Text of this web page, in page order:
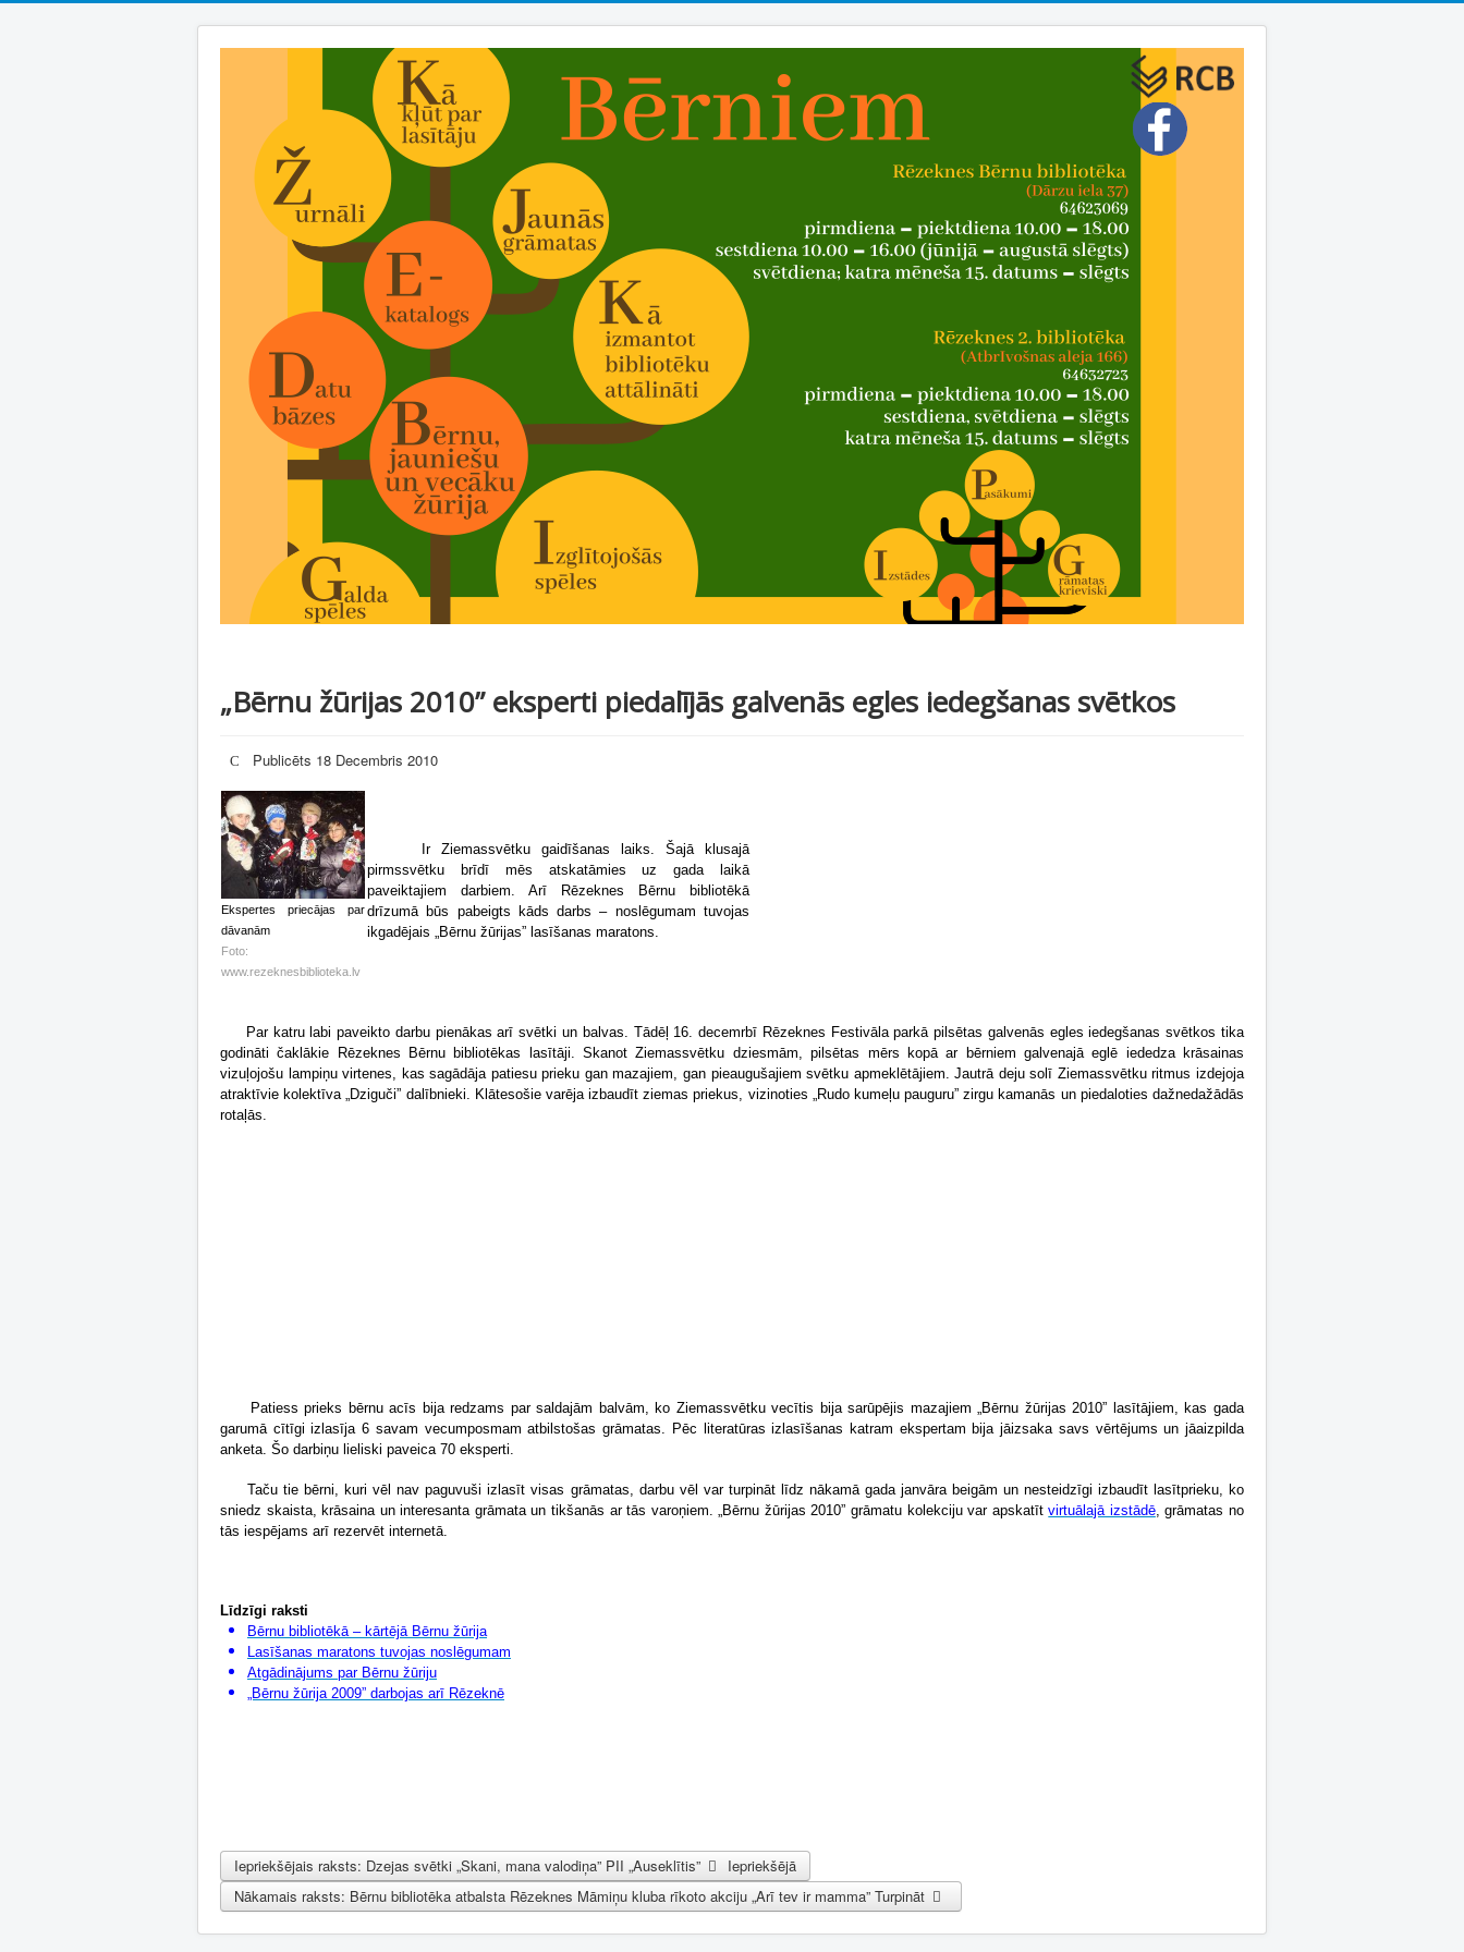
„Bērnu žūrijas 2010” eksperti piedalījās galvenās egles iedegšanas svētkos
Publicēts 18 Decembris 2010
Ekspertes priecājas par
dāvanām
Foto:
www.rezeknesbiblioteka.lv
Ir Ziemassvētku gaidīšanas laiks. Šajā klusajā
pirmssvētku brīdī mēs atskatāmies uz gada laikā
paveiktajiem darbiem. Arī Rēzeknes Bērnu bibliotēkā
drīzumā būs pabeigts kāds darbs – noslēgumam tuvojas
ikgadējais „Bērnu žūrijas” lasīšanas maratons.
Par katru labi paveikto darbu pienākas arī svētki un balvas. Tādēļ 16. decemrbī Rēzeknes Festivāla parkā pilsētas galvenās egles iedegšanas svētkos tika
godināti čaklākie Rēzeknes Bērnu bibliotēkas lasītāji. Skanot Ziemassvētku dziesmām, pilsētas mērs kopā ar bērniem galvenajā eglē iededza krāsainas
vizuļojošu lampiņu virtenes, kas sagādāja patiesu prieku gan mazajiem, gan pieaugušajiem svētku apmeklētājiem. Jautrā deju solī Ziemassvētku ritmus izdejoja
atraktīvie kolektīva „Dziguči” dalībnieki. Klātesošie varēja izbaudīt ziemas priekus, vizinoties „Rudo kumeļu pauguru” zirgu kamanās un piedaloties dažnedažādās
rotaļās.
Patiess prieks bērnu acīs bija redzams par saldajām balvām, ko Ziemassvētku vecītis bija sarūpējis mazajiem „Bērnu žūrijas 2010” lasītājiem, kas gada
garumā cītīgi izlasīja 6 savam vecumposmam atbilstošas grāmatas. Pēc literatūras izlasīšanas katram ekspertam bija jāizsaka savs vērtējums un jāaizpilda
anketa. Šo darbiņu lieliski paveica 70 eksperti.
Taču tie bērni, kuri vēl nav paguvuši izlasīt visas grāmatas, darbu vēl var turpināt līdz nākamā gada janvāra beigām un nesteidzīgi izbaudīt lasītprieku, ko
sniedz skaista, krāsaina un interesanta grāmata un tikšanās ar tās varoņiem. „Bērnu žūrijas 2010” grāmatu kolekciju var apskatītvirtuālajā izstādē, grāmatas no
tās iespējams arī rezervēt internetā.
Līdzīgi raksti
Bērnu bibliotēkā – kārtējā Bērnu žūrija
Lasīšanas maratons tuvojas noslēgumam
Atgādinājums par Bērnu žūriju
„Bērnu žūrija 2009” darbojas arī Rēzeknē
Iepriekšējais raksts: Dzejas svētki „Skani, mana valodiņa” PII „Auseklītis”
Iepriekšējā
Nākamais raksts: Bērnu bibliotēka atbalsta Rēzeknes Māmiņu kluba rīkoto akciju „Arī tev ir mamma” Turpināt